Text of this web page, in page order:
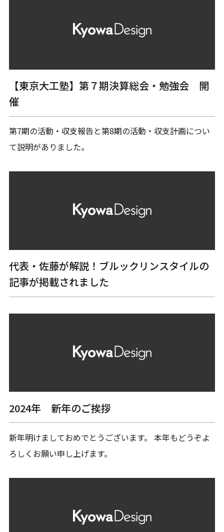
【東京大工塾】第７期決算総会・勉強会 開
催
第7期の活動・収支報告と第8期の活動・収支計画につい
て説明がありました。
代表・佐藤が解説！ブルックリンスタイルの
記事が掲載されました
2024年 新年のご挨拶
新年明けましておめでとうございます。 本年もどうぞよ
ろしくお願い申し上げます。